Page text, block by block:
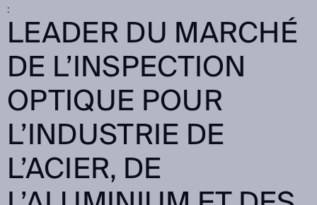
:LEADER DU MARCHÉ
DE L’INSPECTION
OPTIQUE POUR
L’INDUSTRIE DE
L’ACIER, DE